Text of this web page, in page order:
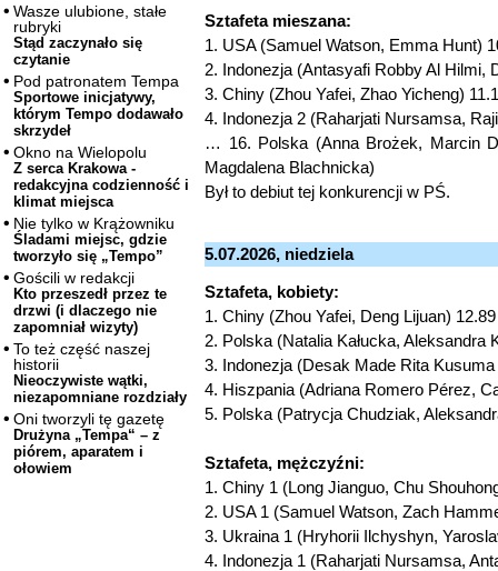
Wasze ulubione, stałe
rubryki
Stąd zaczynało się
czytanie
Pod patronatem Tempa
Sportowe inicjatywy,
którym Tempo dodawało
skrzydeł
Okno na Wielopolu
Z serca Krakowa -
redakcyjna codzienność i
klimat miejsca
Nie tylko w Krążowniku
Śladami miejsc, gdzie
tworzyło się „Tempo”
Gościli w redakcji
Kto przeszedł przez te
drzwi (i dlaczego nie
zapomniał wizyty)
To też część naszej
historii
Nieoczywiste wątki,
niezapomniane rozdziały
Oni tworzyli tę gazetę
Drużyna „Tempa“ – z
piórem, aparatem i
ołowiem
Sztafeta mieszana:
1. USA (Samuel Watson, Emma Hunt)
2. Indonezja (Antasyafi Robby Al Hilmi,
3. Chiny (Zhou Yafei, Zhao Yicheng)
4. Indonezja 2 (Raharjati Nursamsa,
… 16. Polska (Anna Brożek, Marcin
Magdalena Blachnicka)
Był to debiut tej konkurencji w PŚ.
5.07.2026, niedziela
Sztafeta, kobiety:
1. Chiny (Zhou Yafei, Deng Lijuan)
2. Polska (Natalia Kałucka, Aleksandra
3. Indonezja (Desak Made Rita
4. Hiszpania (Adriana Romero Pérez,
5. Polska (Patrycja Chudziak,
Sztafeta, mężczyźni:
1. Chiny 1 (Long Jianguo, Chu
2. USA 1 (Samuel Watson, Zach
3. Ukraina 1 (Hryhorii Ilchyshyn,
4. Indonezja 1 (Raharjati Nursamsa,